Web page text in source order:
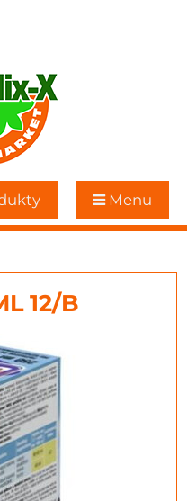
Menu
12/B